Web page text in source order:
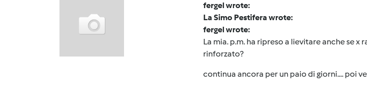
fergel wrote:
La Simo Pestifera wrote:
fergel wrote:
La mia. p.m. ha ripreso a lievitare anche se
rinforzato?
continua ancora per un paio di giorni.... poi